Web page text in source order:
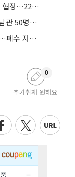
조용호 오산시장, 다낭시와 자매도시 승계 협정…22년 인연 잇는다
안민석 "하늘 무너져도 교사 지킨다"…전담관 50명→300명, 교육감이 직접 고발
추미애 "삼성·하이닉스, 값싼 용수역 이용…폐수 저감 노력 안해"
추가취재 원해요
0